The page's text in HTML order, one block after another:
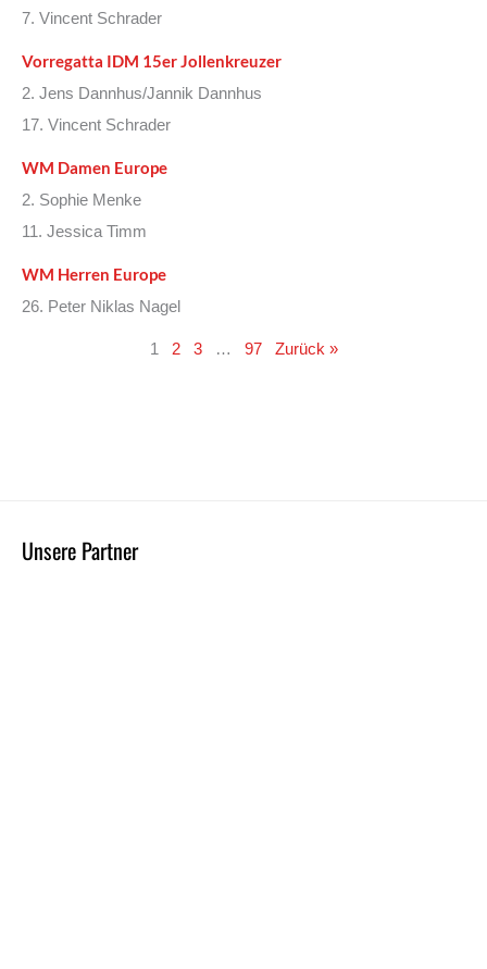
7. Vincent Schrader
Vorregatta IDM 15er Jollenkreuzer
2. Jens Dannhus/Jannik Dannhus
17. Vincent Schrader
WM Damen Europe
2. Sophie Menke
11. Jessica Timm
WM Herren Europe
26. Peter Niklas Nagel
1 2 3 … 97 Zurück »
Unsere Partner